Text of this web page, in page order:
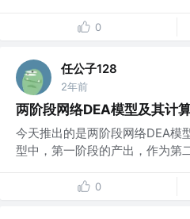
0
任公子128
2年前
两阶段网络DEA模型及其计
今天推出的是两阶段网络DEA模
型中，第一阶段的产出，作为第
0